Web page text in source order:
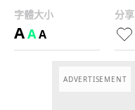
字體大小
AAA
分享
ADVERTISEMENT